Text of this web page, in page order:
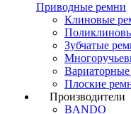
Приводные ремни
Клиновые
Зубчатые
Плоские
Производители
BANDO